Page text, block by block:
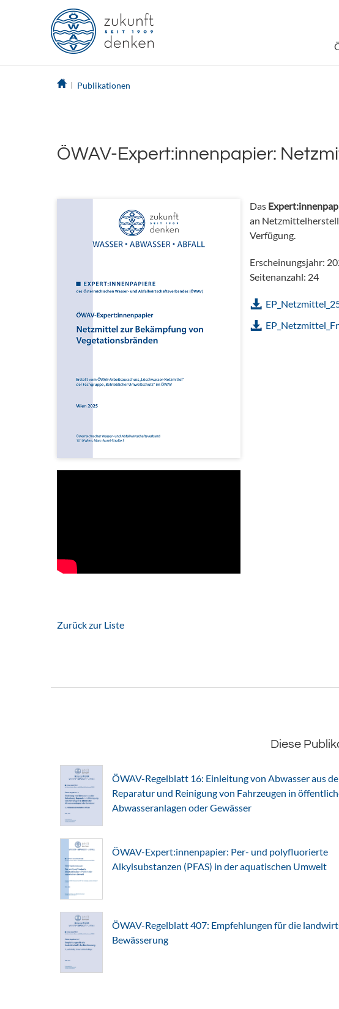
Publikationen
ÖWAV-Expert:innenpapier:
Das
an
Verfügung.
Erscheinungsjahr:
Seitenanzahl: 24
Zurück zur Liste
Diese
ÖWAV-Regelblatt 16: Einleitung von Abwasser aus
Reparatur und Reinigung von Fahrzeugen in
Abwasseranlagen oder Gewässer
ÖWAV-Expert:innenpapier: Per- und polyfluorierte
Alkylsubstanzen (PFAS) in der aquatischen Umwelt
ÖWAV-Regelblatt 407: Empfehlungen für die
Bewässerung